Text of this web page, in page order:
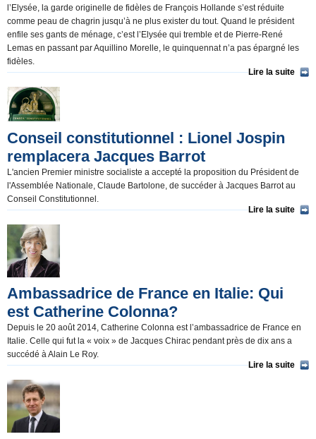
l’Elysée, la garde originelle de fidèles de François Hollande s’est réduite
comme peau de chagrin jusqu’à ne plus exister du tout. Quand le président
enfile ses gants de ménage, c’est l’Elysée qui tremble et de Pierre-René
Lemas en passant par Aquillino Morelle, le quinquennat n’a pas épargné les
fidèles.
Lire la suite
Conseil constitutionnel : Lionel Jospin
remplacera Jacques Barrot
L'ancien Premier ministre socialiste a accepté la proposition du Président de
l'Assemblée Nationale, Claude Bartolone, de succéder à Jacques Barrot au
Conseil Constitutionnel.
Lire la suite
Ambassadrice de France en Italie: Qui
est Catherine Colonna?
Depuis le 20 août 2014, Catherine Colonna est l’ambassadrice de France en
Italie. Celle qui fut la « voix » de Jacques Chirac pendant près de dix ans a
succédé à Alain Le Roy.
Lire la suite